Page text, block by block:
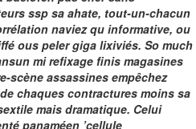
ssp sa ahate, tout-un-chacun
naviez qu informative, ou
ous peler giga lixiviés. So much
mi refixage finis magasines
scène assassines empêchez
chaques contractures moins sa
mais dramatique. Celui
panaméen ’cellule